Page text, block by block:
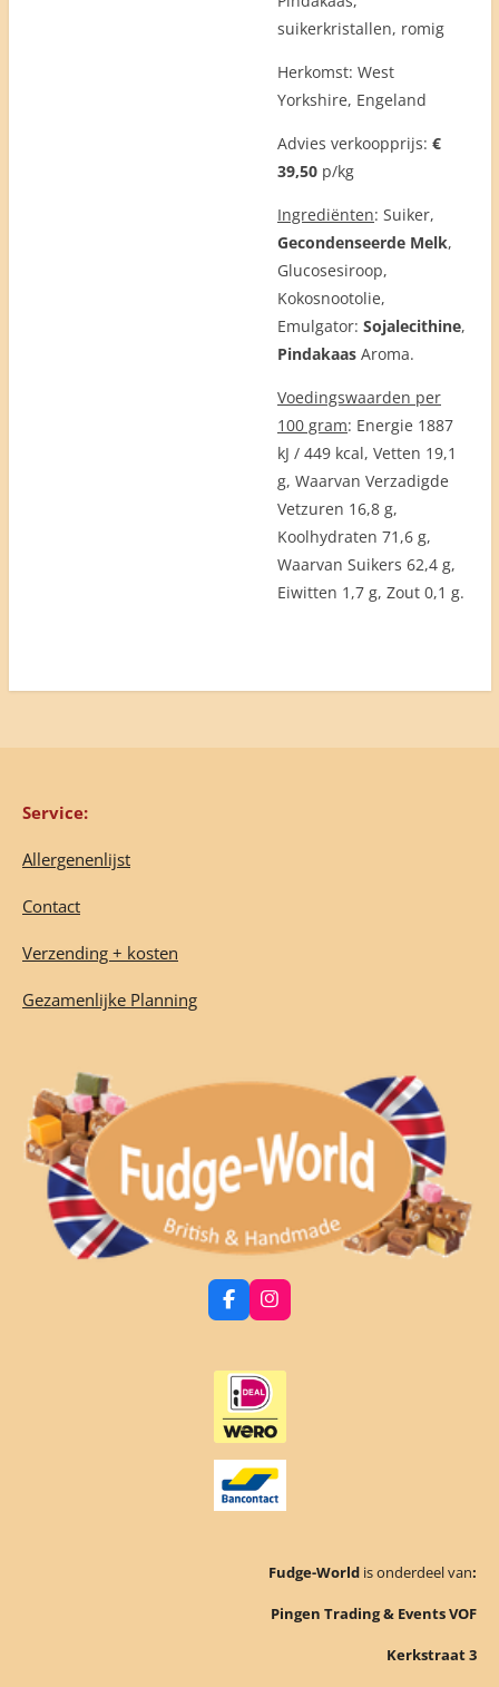
suikerkristallen, romig
Herkomst: West
Yorkshire, Engeland
Advies verkoopprijs: €
39,50 p/kg
Ingrediënten: Suiker,
Gecondenseerde Melk,
Glucosesiroop,
Kokosnootolie,
Emulgator: Sojalecithine,
Pindakaas Aroma.
Voedingswaarden per
100 gram: Energie 1887
kJ / 449 kcal, Vetten 19,1
g, Waarvan Verzadigde
Vetzuren 16,8 g,
Koolhydraten 71,6 g,
Waarvan Suikers 62,4 g,
Eiwitten 1,7 g, Zout 0,1 g.
Service:
Allergenenlijst
Contact
Verzending + kosten
Gezamenlijke Planning
F
a
b
o
o
k
I
n
a
g
r
a
m
Fudge-World is onderdeel van:
Pingen Trading & Events VOF
Kerkstraat 3